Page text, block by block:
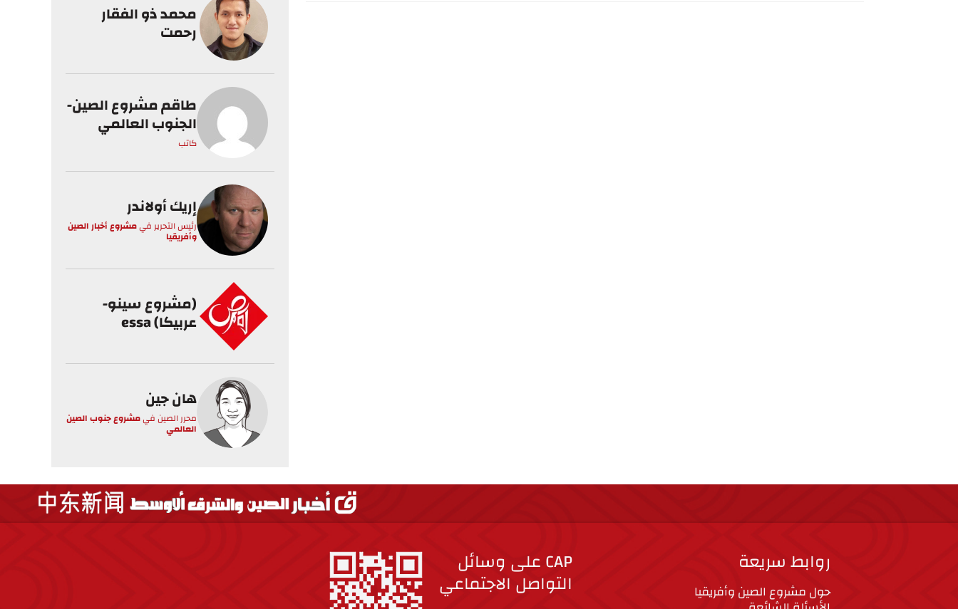
محمد ذو الفقار
رحمت
طاقم مشروع الصين-
الجنوب العالمي
كاتب
إريك أولاندر
رئيس التحرير فيمشروع أخبار الصين
وأفريقيا
(مشروع سينو-
عربيكا) essa
هان جين
محرر الصينفيمشروع جنوب الصين
العالمي
روابط سريعة
حول مشروع الصين وأفريقيا
CAP على وسائل
التواصل الاجتماعي